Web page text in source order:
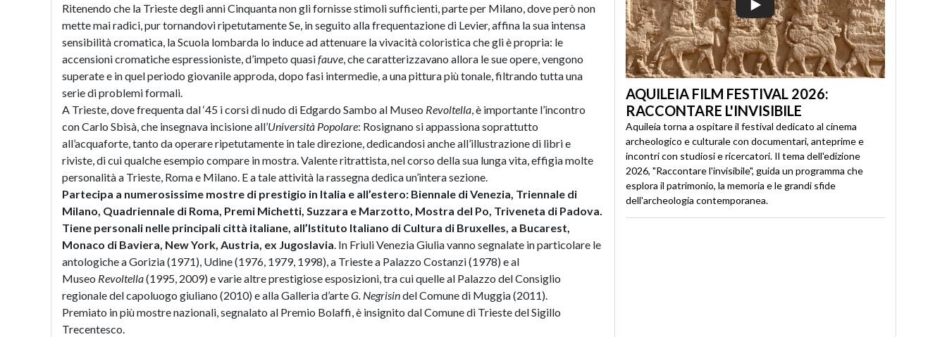
Ritenendo che la Trieste degli anni Cinquanta non gli fornisse stimoli sufficienti, parte per Milano, dove però non
mette mai radici, pur tornandovi ripetutamente Se, in seguito alla frequentazione di Levier, affina la sua intensa
sensibilità cromatica, la Scuola lombarda lo induce ad attenuare la vivacità coloristica che gli è propria: le
accensioni cromatiche espressioniste, d’impeto quasifauve , che caratterizzavano allora le sue opere, vengono
superate e in quel periodo giovanile approda, dopo fasi intermedie, a una pittura più tonale, filtrando tutta una
serie di problemi formali.
A Trieste, dove frequenta dal ‘45 i corsi di nudo di Edgardo Sambo al Museo Revoltella , è importante l’incontro
con Carlo Sbisà, che insegnava incisione all’Università Popolare: Rosignano si appassiona soprattutto
all’acquaforte, tanto da operare ripetutamente in tale direzione, dedicandosi anche all’illustrazione di libri e
riviste, di cui qualche esempio compare in mostra. Valente ritrattista, nel corso della sua lunga vita, effigia molte
personalità a Trieste, Roma e Milano. E a tale attività la rassegna dedica un’intera sezione.
Partecipa a numerosissime mostre di prestigio in Italia e all’estero: Biennale di Venezia, Triennale di
Milano, Quadriennale di Roma, Premi Michetti, Suzzara e Marzotto, Mostra del Po, Triveneta di Padova.
Tiene personali nelle principali città italiane, all’Istituto Italiano di Cultura di Bruxelles, a Bucarest,
Monaco di Baviera, New York, Austria, ex Jugoslavia . In Friuli Venezia Giulia vanno segnalate in particolare le
antologiche a Gorizia (1971), Udine (1976, 1979, 1998), a Trieste a Palazzo Costanzi (1978) e al
Museo Revoltella(1995, 2009) e varie altre prestigiose esposizioni, tra cui quelle al Palazzo del Consiglio
regionale del capoluogo giuliano (2010) e alla Galleria d’arteG. Negrisindel Comune di Muggia (2011).
Premiato in più mostre nazionali, segnalato al Premio Bolaffi, è insignito dal Comune di Trieste del Sigillo
Trecentesco.
AQUILEIA FILM FESTIVAL 2026:
RACCONTARE L'INVISIBILE
Aquileia torna a ospitare il festival dedicato al cinema
archeologico e culturale con documentari, anteprime e
incontri con studiosi e ricercatori. Il tema dell'edizione
2026, "Raccontare l'invisibile", guida un programma che
esplora il patrimonio, la memoria e le grandi sfide
dell'archeologia contemporanea.